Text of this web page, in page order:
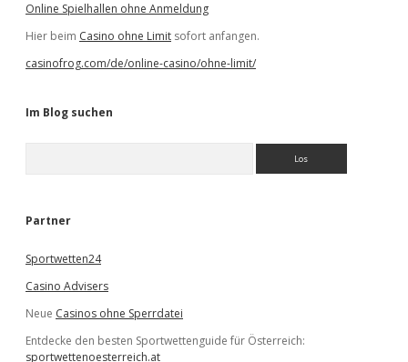
Online Spielhallen ohne Anmeldung
Hier beim Casino ohne Limit sofort anfangen.
casinofrog.com/de/online-casino/ohne-limit/
Im Blog suchen
e
Partner
Sportwetten24
Casino Advisers
Neue Casinos ohne Sperrdatei
Entdecke den besten Sportwettenguide für Österreich:
sportwettenoesterreich.at